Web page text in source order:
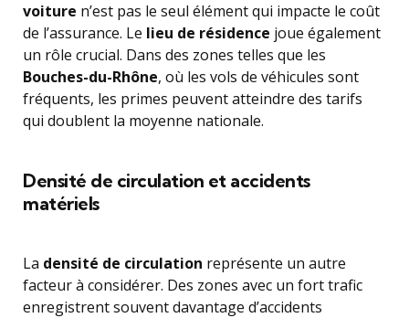
voiture n’est pas le seul élément qui impacte le coût
de l’assurance. Le lieu de résidence joue également
un rôle crucial. Dans des zones telles que les
Bouches-du-Rhône, où les vols de véhicules sont
fréquents, les primes peuvent atteindre des tarifs
qui doublent la moyenne nationale.
Densité de circulation et accidents
matériels
La densité de circulation représente un autre
facteur à considérer. Des zones avec un fort trafic
enregistrent souvent davantage d’accidents